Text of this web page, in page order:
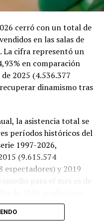
(Entrada $4.000)
la tierra del solen 16
(Entrada $4.000)
(Entrada gratuita)
(Entrada $4.000)
(Entrada $4.000)
($Entrada 4.000)
$4.000)
cerró con un total de
en las salas de
La cifra representó un
en comparación
2025 (4.536.377
dinamismo tras
la asistencia total se
períodos históricos del
1997-2026,
(9.615.574
espectadores) y 2019
para el mes es de
en el puesto 24 sobre 31